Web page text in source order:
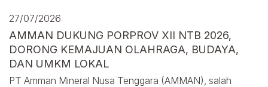
27/07/2026
AMMAN DUKUNG PORPROV XII NTB 2026,
DORONG KEMAJUAN OLAHRAGA, BUDAYA,
DAN UMKM LOKAL
PT Amman Mineral Nusa Tenggara (AMMAN), salah